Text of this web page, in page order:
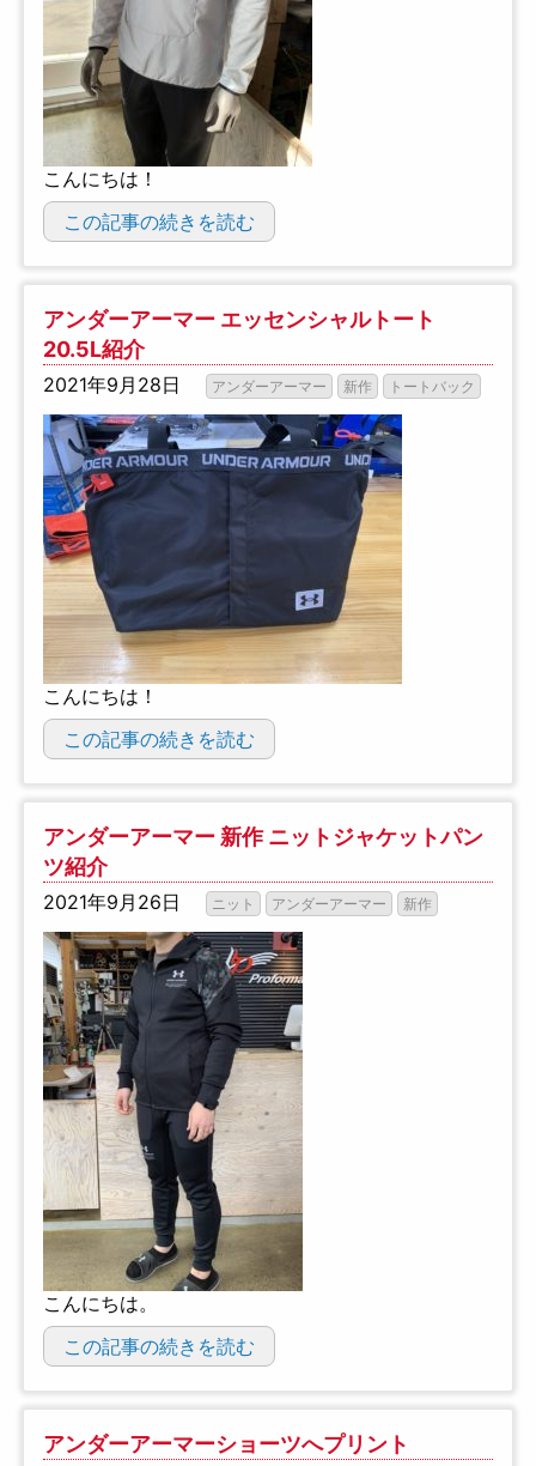
こんにちは！
この記事の続きを読む
アンダーアーマー エッセンシャルトート
20.5L紹介
2021年9月28日 アンダーアーマー 新作 トートバック
こんにちは！
この記事の続きを読む
アンダーアーマー 新作 ニットジャケットパン
ツ紹介
2021年9月26日 ニット アンダーアーマー 新作
こんにちは。
この記事の続きを読む
アンダーアーマーショーツへプリント